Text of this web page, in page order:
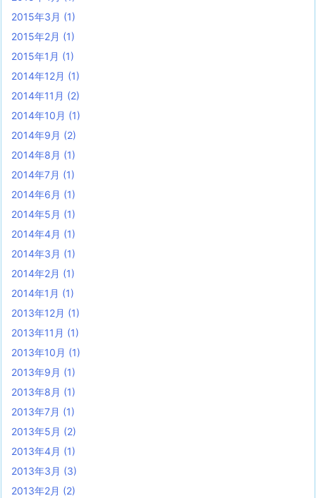
2015年3月 (1)
2015年2月 (1)
2015年1月 (1)
2014年12月 (1)
2014年11月 (2)
2014年10月 (1)
2014年9月 (2)
2014年8月 (1)
2014年7月 (1)
2014年6月 (1)
2014年5月 (1)
2014年4月 (1)
2014年3月 (1)
2014年2月 (1)
2014年1月 (1)
2013年12月 (1)
2013年11月 (1)
2013年10月 (1)
2013年9月 (1)
2013年8月 (1)
2013年7月 (1)
2013年5月 (2)
2013年4月 (1)
2013年3月 (3)
2013年2月 (2)